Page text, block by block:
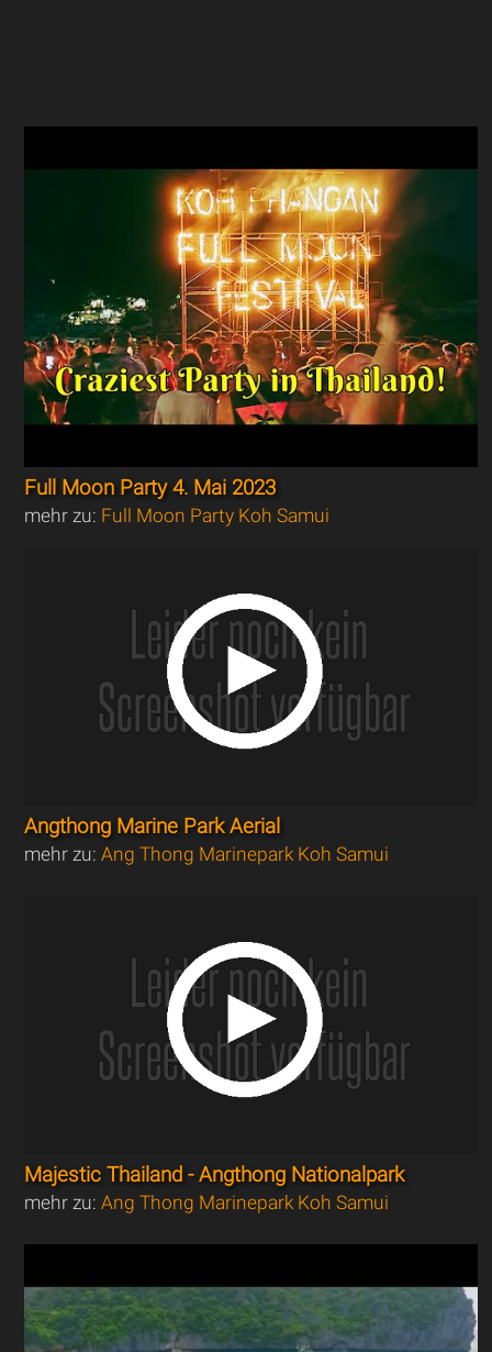
Full Moon Party 4. Mai 2023
mehr zu: Full Moon Party Koh Samui
Angthong Marine Park Aerial
mehr zu:Ang Thong Marinepark Koh Samui
Majestic Thailand - Angthong Nationalpark
mehr zu:Ang Thong Marinepark Koh Samui